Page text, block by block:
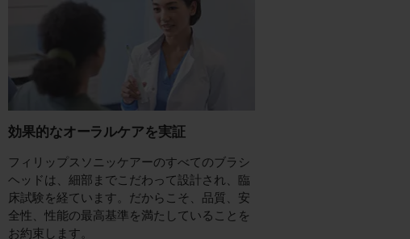
効果的なオーラルケアを実証
フィリップスソニッケアーのすべてのブラシ
ヘッドは、細部までこだわって設計され、臨
床試験を経ています。だからこそ、品質、安
全性、性能の最高基準を満たしていることを
お約束します。